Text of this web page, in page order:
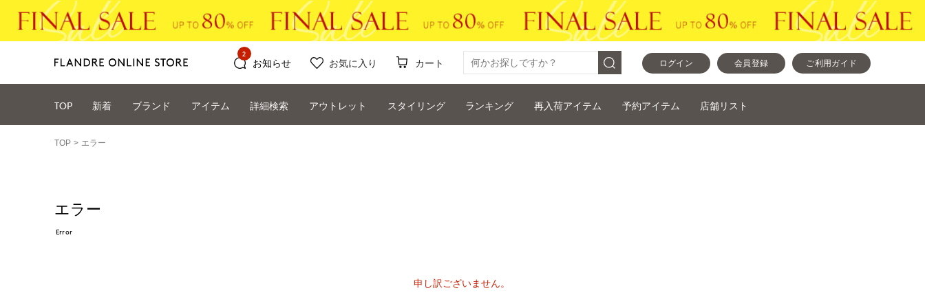
ログイン 会員登録 ご利用ガイド
お知らせ
2
お気に入り カート
TOP 新着 ブランド アイテム 詳細検索 アウトレット スタイリング ランキング 再入荷アイテム 予約アイテム 店舗リスト
TOP エラー
エラー
Error
申し訳ございません。